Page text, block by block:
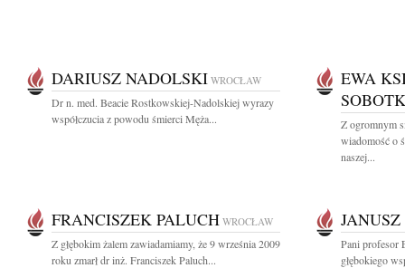
DARIUSZ NADOLSKI WROCŁAW
Dr n. med. Beacie Rostkowskiej-Nadolskiej wyrazy
współczucia z powodu śmierci Męża...
EWA
Z ogromnym
wiadomość o
naszej...
FRANCISZEK PALUCH WROCŁAW
Z głębokim żalem zawiadamiamy, że 9 września 2009
roku zmarł dr inż. Franciszek Paluch...
Pani profesor
głębokiego